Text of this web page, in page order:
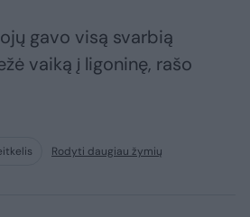
gavo visą svarbią
vaiką į ligoninę, rašo
Rodyti daugiau žymių